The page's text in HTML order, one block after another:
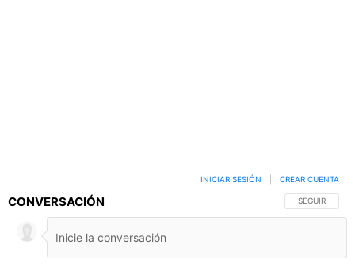
CONVERSACIÓN SIGA ESTA
SEGUIR
INICIAR SESIÓN CREAR CUENTA